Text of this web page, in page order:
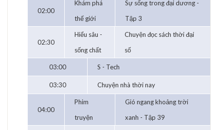
02:00
Khám phá
thế giới
Sự sống trong đại dương -
Tập 3
02:30
Hiểu sâu -
sống chất
Chuyện đọc sách thời đại
số
03:00 S - Tech
03:30 Chuyện nhà thời nay
04:00
Phim
truyện
Gió ngang khoảng trời
xanh - Tập 39